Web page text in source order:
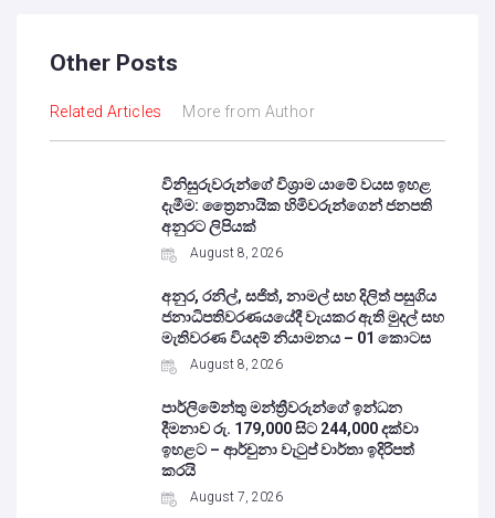
Other Posts
Related Articles More from Author
විනිසුරුවරුන්ගේ විශ්‍රාම යාමේ වයස ඉහළ
දැමීම: ත්‍රෛනායික හිමිවරුන්ගෙන් ජනපති
අනුරට ලිපියක්
August 8, 2026
අනුර, රනිල්, සජිත්, නාමල් සහ දිලිත් පසුගිය
ජනාධිපතිවරණයයේදී වැයකර ඇති මුදල් සහ
මැතිවරණ වියදම් නියාමනය – 01 කොටස
August 8, 2026
පාර්ලිමේන්තු මන්ත්‍රීවරුන්ගේ ඉන්ධන
දීමනාව රු. 179,000 සිට 244,000 දක්වා
ඉහළට – ආර්චුනා වැටුප් වාර්තා ඉදිරිපත්
කරයි
August 7, 2026